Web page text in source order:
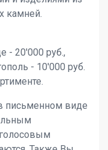
камней.
- 20'000 руб.,
- 10'000 руб.
письменном виде